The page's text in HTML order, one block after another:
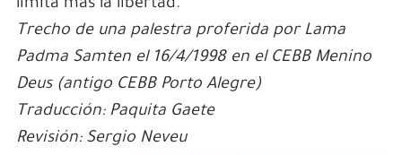
limita más la libertad.
Trecho de una palestra proferida por Lama
Padma Samten el 16/4/1998 en el CEBB Menino
Deus (antigo CEBB Porto Alegre)
Traducción: Paquita Gaete
Revisión: Sergio Neveu